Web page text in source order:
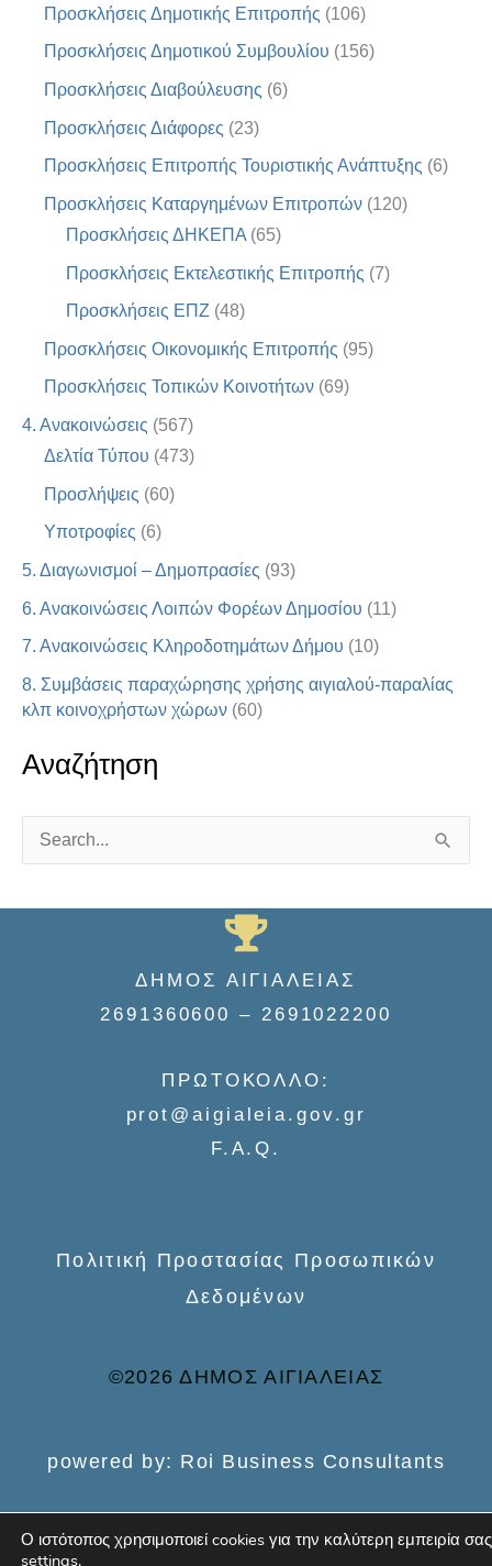
Προσκλήσεις Δημοτικής Επιτροπής (106)
Προσκλήσεις Δημοτικού Συμβουλίου (156)
Προσκλήσεις Διαβούλευσης (6)
Προσκλήσεις Διάφορες (23)
Προσκλήσεις Επιτροπής Τουριστικής Ανάπτυξης (6)
Προσκλήσεις Καταργημένων Επιτροπών (120)
Προσκλήσεις ΔΗΚΕΠΑ (65)
Προσκλήσεις Εκτελεστικής Επιτροπής (7)
Προσκλήσεις ΕΠΖ (48)
Προσκλήσεις Οικονομικής Επιτροπής (95)
Προσκλήσεις Τοπικών Κοινοτήτων (69)
4. Ανακοινώσεις (567)
Δελτία Τύπου (473)
Προσλήψεις (60)
Υποτροφίες (6)
5. Διαγωνισμοί – Δημοπρασίες (93)
6. Ανακοινώσεις Λοιπών Φορέων Δημοσίου (11)
7. Ανακοινώσεις Κληροδοτημάτων Δήμου (10)
8. Συμβάσεις παραχώρησης χρήσης αιγιαλού-παραλίας
κλπ κοινοχρήστων χώρων (60)
Αναζήτηση
a
ΔΗΜΟΣ ΑΙΓΙΑΛΕΙΑΣ
2691360600 – 2691022200
ΠΡΩΤΟΚΟΛΛΟ:
prot@aigialeia.gov.gr
F.A.Q.
Πολιτική Προστασίας Προσωπικών
Δεδομένων
©2026 ΔΗΜΟΣ ΑΙΓΙΑΛΕΙΑΣ
powered by: Roi Business Consultants
Ο ιστότοπος χρησιμοποιεί cookies για την καλύτερη εμπειρία σας
settings.